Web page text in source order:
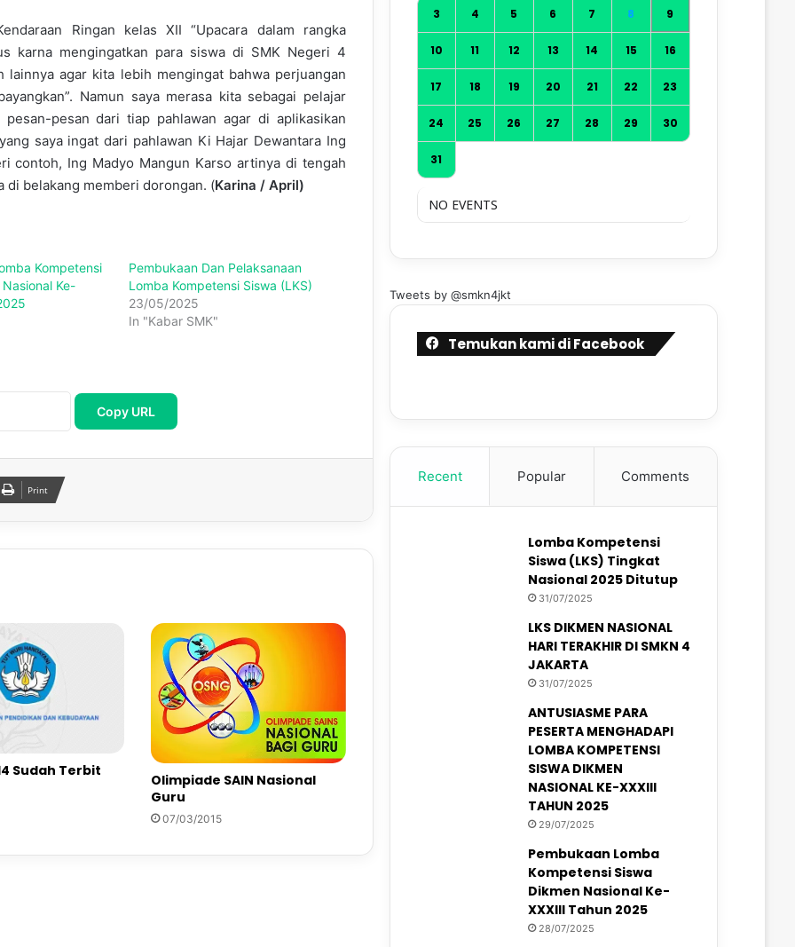
Ringan kelas XII “Upacara dalam rangka
karna mengingatkan para siswa di SMK Negeri 4
agar kita lebih mengingat bahwa perjuangan
Namun saya merasa kita sebagai pelajar
pesan dari tiap pahlawan agar di aplikasikan
saya ingat dari pahlawan Ki Hajar Dewantara Ing
contoh, Ing Madyo Mangun Karso artinya di tengah
di belakang memberi dorongan. (Karina / April)
Kompetensi
Ke-
Pembukaan Dan Pelaksanaan
Lomba Kompetensi Siswa (LKS)
23/05/2025
In "Kabar SMK"
Copy URL
Print
Sudah Terbit
Olimpiade SAIN Nasional
Guru
07/03/2015
3 4 5 6 7 8 9
10 11 12 13 14 15 16
17 18 19 20 21 22 23
24 25 26 27 28 29 30
31
NO EVENTS
Tweets by @smkn4jkt
Temukan kami di Facebook
Recent Popular Comments
Lomba Kompetensi
Siswa (LKS) Tingkat
Nasional 2025 Ditutup
31/07/2025
LKS DIKMEN NASIONAL
HARI TERAKHIR DI SMKN 4
JAKARTA
31/07/2025
ANTUSIASME PARA
PESERTA MENGHADAPI
LOMBA KOMPETENSI
SISWA DIKMEN
NASIONAL KE-XXXIII
TAHUN 2025
29/07/2025
Pembukaan Lomba
Kompetensi Siswa
Dikmen Nasional Ke-
XXXIII Tahun 2025
28/07/2025